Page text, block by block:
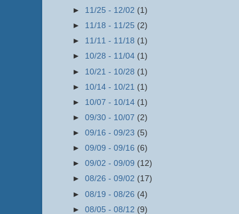
► 11/25 - 12/02 (1)
► 11/18 - 11/25 (2)
► 11/11 - 11/18 (1)
► 10/28 - 11/04 (1)
► 10/21 - 10/28 (1)
► 10/14 - 10/21 (1)
► 10/07 - 10/14 (1)
► 09/30 - 10/07 (2)
► 09/16 - 09/23 (5)
► 09/09 - 09/16 (6)
► 09/02 - 09/09 (12)
► 08/26 - 09/02 (17)
► 08/19 - 08/26 (4)
► 08/05 - 08/12 (9)